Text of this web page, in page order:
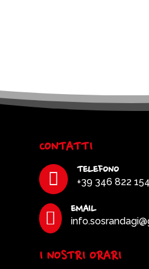
CONTATTI
 TELEFONO
+39 346 822
 EMAIL
I NOSTRI ORARI